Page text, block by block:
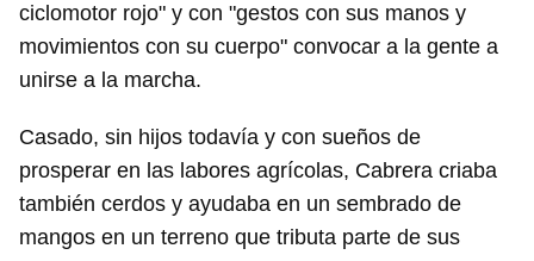
ciclomotor rojo" y con "gestos con sus manos y
movimientos con su cuerpo" convocar a la gente a
unirse a la marcha.
Casado, sin hijos todavía y con sueños de
prosperar en las labores agrícolas, Cabrera criaba
también cerdos y ayudaba en un sembrado de
mangos en un terreno que tributa parte de sus